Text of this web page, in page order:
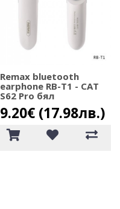
Remax bluetooth
еarphone RB-T1 - CAT
S62 Pro бял
9.20€ (17.98лв.)